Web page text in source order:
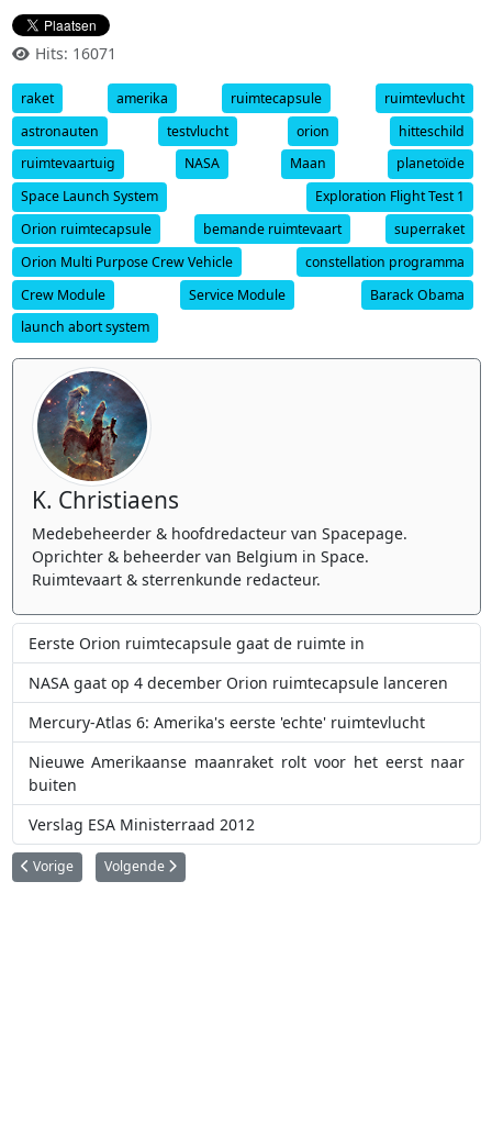
Hits: 16071
raket amerika ruimtecapsule
ruimtevlucht
astronauten
testvlucht orion
hitteschild
ruimtevaartuig
NASA Maan
planetoïde
Space Launch System
Exploration Flight Test 1
Orion ruimtecapsule
bemande ruimtevaart
superraket
Orion Multi Purpose Crew Vehicle
constellation programma
Crew Module
Service Module
Barack Obama
launch abort system
K. Christiaens
Medebeheerder & hoofdredacteur van Spacepage.
Oprichter & beheerder van Belgium in Space.
Ruimtevaart & sterrenkunde redacteur.
Eerste Orion ruimtecapsule gaat de ruimte in
NASA gaat op 4 december Orion ruimtecapsule lanceren
Mercury-Atlas 6: Amerika's eerste 'echte' ruimtevlucht
Nieuwe Amerikaanse maanraket rolt voor het eerst naar
buiten
Verslag ESA Ministerraad 2012
Vorig artikel: Automated Transfer Vehicle (ATV)
Vorige Volgende artikel: Progress: de Russische bevoorrader
Volgende